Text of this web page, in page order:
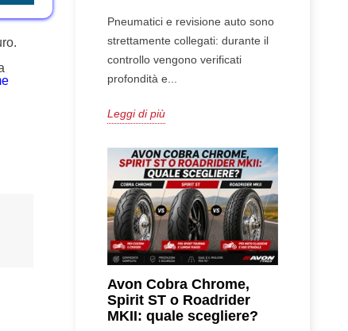
Pneumatici e revisione auto sono
strettamente collegati: durante il
controllo vengono verificati
profondità e...
Leggi di più
Avon Cobra Chrome,
Spirit ST o Roadrider
MKII: quale scegliere?